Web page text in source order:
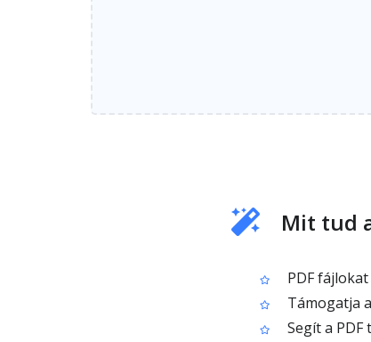
Mit tud
PDF
Támogatja
Segít a